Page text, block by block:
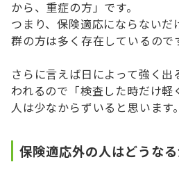
から、重症の方」です。
つまり、保険適応にならない
群の方は多く存在しているので
さらに言えば日によって強く
われるので「検査した時だけ軽
人は少なからずいると思います。
保険適応外の人はどうな